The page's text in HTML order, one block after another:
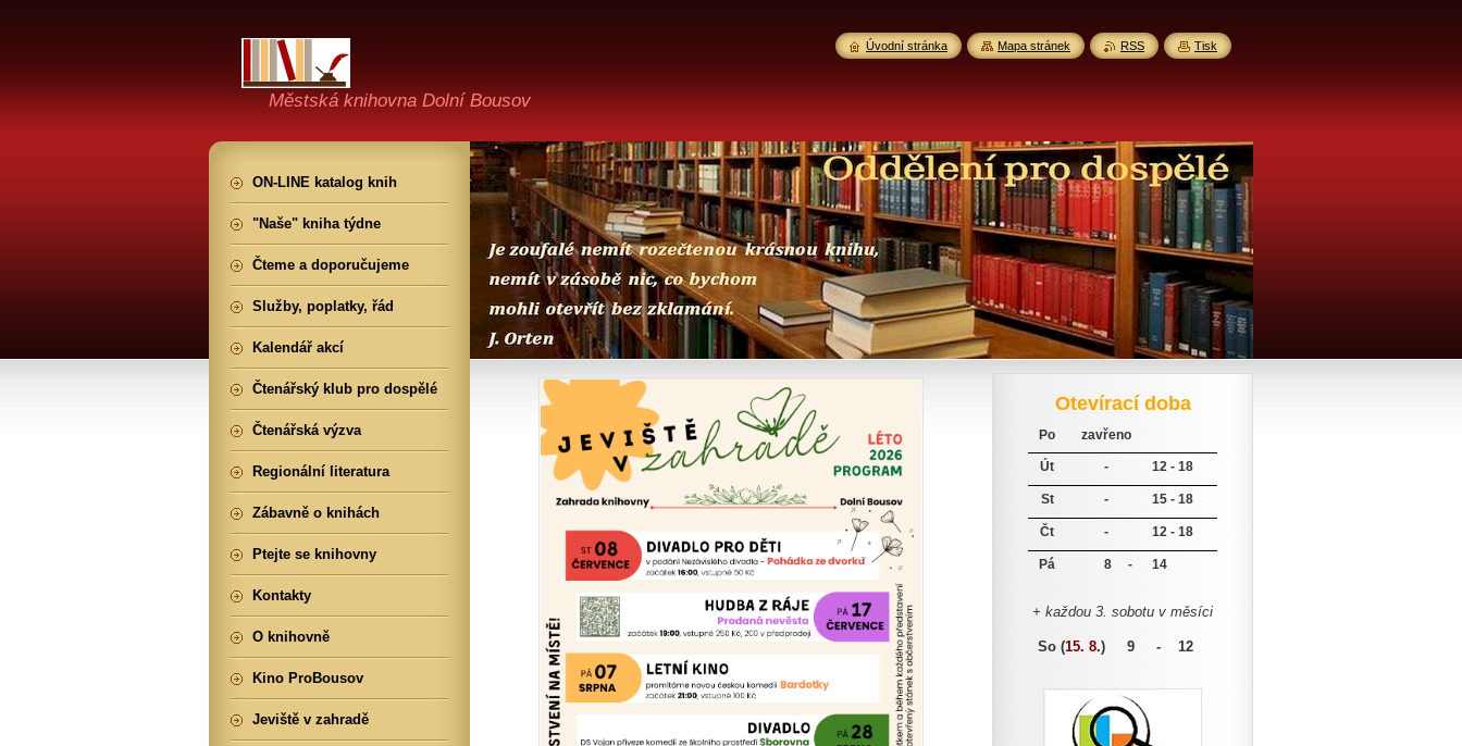
Městská knihovna Dolní Bousov
Otevírací doba
Po zavřeno
Út - 12 - 18
St - 15 - 18
Čt - 12 - 18
Pá 8 - 14
+ každou 3. sobotu v měsíci
So (15. 8.) 9 - 12
ON-LINE katalog knih
"Naše" kniha týdne
Čteme a doporučujeme
Služby, poplatky, řád
Kalendář akcí
Čtenářský klub pro dospělé
Čtenářská výzva
Regionální literatura
Zábavně o knihách
Ptejte se knihovny
Kontakty
O knihovně
Kino ProBousov
Jeviště v zahradě
Úvodní stránka Mapa stránek RSS Tisk